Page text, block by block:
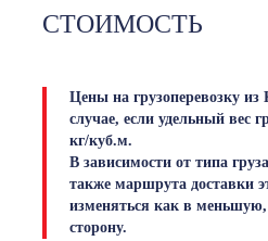
СТОИМОСТЬ
Цены на грузоперевозку
случае, если удельный вес
кг/куб.м.
В зависимости от типа
также маршрута доставки
изменяться как в
сторону.